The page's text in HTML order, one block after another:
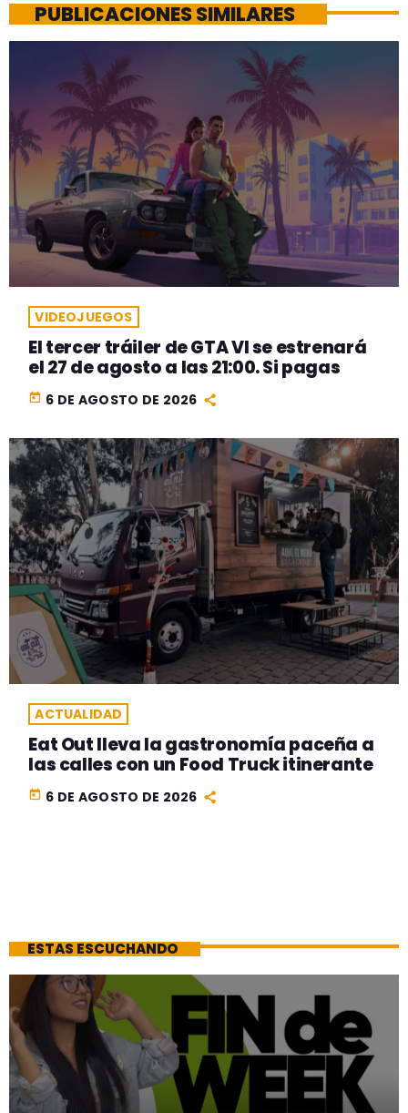
PUBLICACIONES SIMILARES
VIDEOJUEGOS
El tercer tráiler de GTA VI se estrenará
el 27 de agosto a las 21:00. Si pagas
today 6 DE AGOSTO DE 2026
ACTUALIDAD
Eat Out lleva la gastronomía paceña a
las calles con un Food Truck itinerante
today 6 DE AGOSTO DE 2026
ESTAS ESCUCHANDO